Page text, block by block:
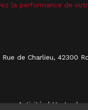
la performance de
Rue de Charlieu, 42300
Activités Vente de